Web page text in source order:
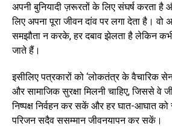
अपनी बुनियादी ज़रूरतों के लिए संघर्ष करता
लिए अपना पूरा जीवन दांव पर लगा देता है। वो
समझौता न करके, हर दबाव झेलता है लेकिन
जाते हैं।
इसीलिए पत्रकारों को ‘लोकतंत्र के वैचारिक
और सामाजिक सुरक्षा मिलनी चाहिए, जिससे वे
निष्पक्ष निर्वहन कर सकें और हर घात-आघात
परिजन सदैव ससम्मान जीवनयापन कर सकें।